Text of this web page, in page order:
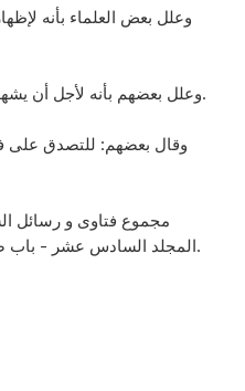
وعلل بعض العلماء بأنه
وعلل بعضهم بأنه لأجل أن يشهد له الطريقان يوم القيامة.
وقال بعضهم: للتصدق على
مجموع فتاوى و رسائل
المجلد السادس عشر - باب صلاة العيدين بتصرف يسير.